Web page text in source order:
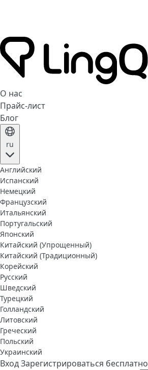
О нас
Прайс-лист
Блог
ru
Английский
Испанский
Немецкий
Французский
Итальянский
Португальский
Японский
Китайский (Упрощенный)
Китайский (Традиционный)
Корейский
Русский
Шведский
Турецкий
Голландский
Литовский
Греческий
Польский
Украинский
ВходЗарегистрироваться бесплатно